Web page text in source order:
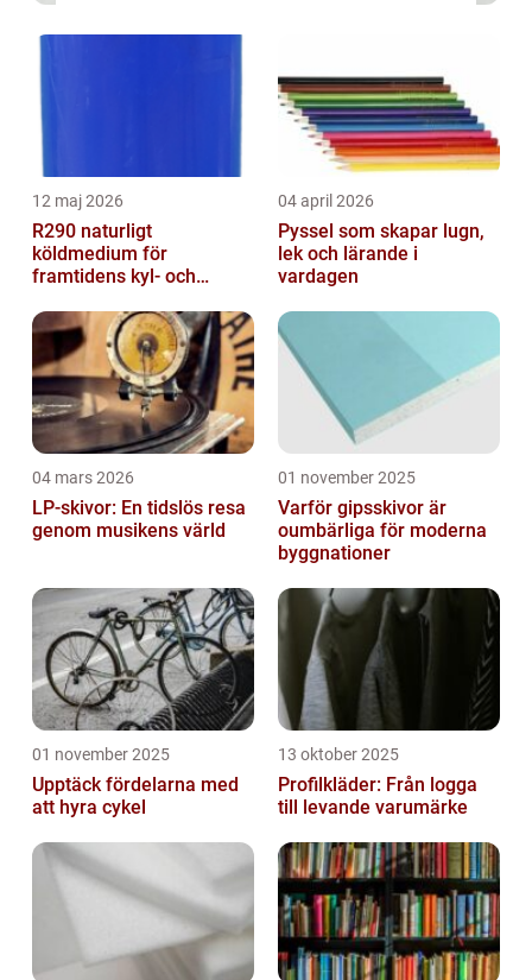
12 maj 2026
R290 naturligt
köldmedium för
framtidens kyl- och
04 april 2026
Pyssel som skapar lugn,
lek och lärande i
vardagen
04 mars 2026
LP-skivor: En tidslös resa
genom musikens värld
01 november 2025
Varför gipsskivor är
oumbärliga för moderna
byggnationer
01 november 2025
Upptäck fördelarna med
att hyra cykel
13 oktober 2025
Profilkläder: Från logga
till levande varumärke